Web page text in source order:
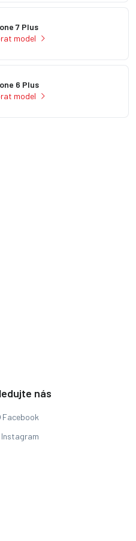
7 Plus
model
6 Plus
model
nás
Facebook
Instagram